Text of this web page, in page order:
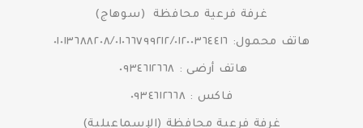
غرفة فرعية محافظة (سوهاج)
هاتف محمول: ٠١٠١٣٦٨٨٢٠٨/٠١٠٦٦٧٩٩٢١٢/٠١٢٠٠٣٦٤٤١٦
هاتف أرضى : ٠٩٣٤٦١٢٦٦٨
فاكس : ٠٩٣٤٦١٢٦٦٨
غرفة فرعية محافظة (الإسماعيلية)